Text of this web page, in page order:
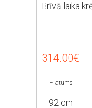
Brīvā laika
314.00€
Platums
92 cm